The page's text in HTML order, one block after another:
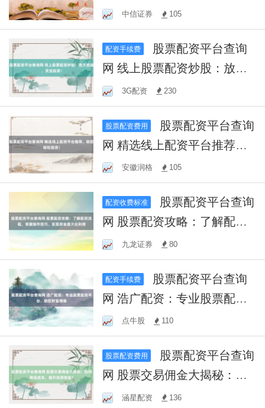
助您轻松盈利！
中信证券 105
配资手续费
网 线上股票配资炒股：放大
收益，灵活投资！
3G配资 230
股票配资费用
网 精选线上配资平台推荐，
助您轻松投资！
安徽润格 105
配资收费标准
网 股票配资攻略：了解配资
流程，掌握操作技巧，实现
资金最大化利用
九龙证券 80
配资手续费
网 浩广配资：专业股票配资
平台，助您财富增值
点牛股 110
股票配资费用
网 股票交易佣金大揭秘：如
何降低成本，提升投资收
涵星配资 136